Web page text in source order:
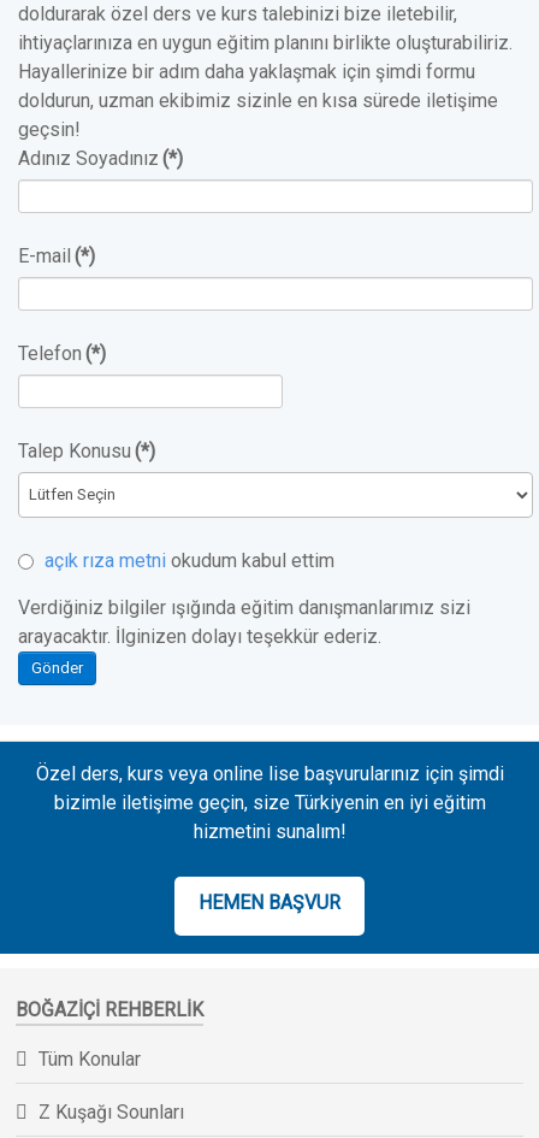
doldurarak özel ders ve kurs talebinizi bize iletebilir,
ihtiyaçlarınıza en uygun eğitim planını birlikte oluşturabiliriz.
Hayallerinize bir adım daha yaklaşmak için şimdi formu
doldurun, uzman ekibimiz sizinle en kısa sürede iletişime
geçsin!
Adınız Soyadınız (*)
E-mail (*)
Telefon (*)
Talep Konusu (*)
açık rıza metni okudum kabul ettim
Verdiğiniz bilgiler ışığında eğitim danışmanlarımız sizi
arayacaktır. İlginizen dolayı teşekkür ederiz.
Gönder
Özel ders, kurs veya online lise başvurularınız için şimdi
bizimle iletişime geçin, size Türkiyenin en iyi eğitim
hizmetini sunalım!
HEMEN BAŞVUR
BOĞAZIÇI REHBERLIK
Tüm Konular
Z Kuşağı Sounları